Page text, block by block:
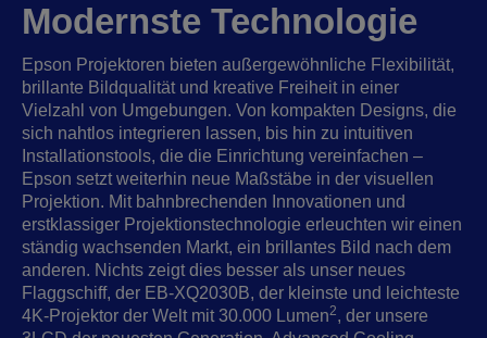
Modernste Technologie
Epson Projektoren bieten außergewöhnliche Flexibilität,
brillante Bildqualität und kreative Freiheit in einer
Vielzahl von Umgebungen. Von kompakten Designs, die
sich nahtlos integrieren lassen, bis hin zu intuitiven
Installationstools, die die Einrichtung vereinfachen –
Epson setzt weiterhin neue Maßstäbe in der visuellen
Projektion. Mit bahnbrechenden Innovationen und
erstklassiger Projektionstechnologie erleuchten wir einen
ständig wachsenden Markt, ein brillantes Bild nach dem
anderen. Nichts zeigt dies besser als unser neues
Flaggschiff, der EB-XQ2030B, der kleinste und leichteste
4K-Projektor der Welt mit 30.000 Lumen2, der unsere